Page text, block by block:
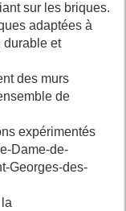
liantsur les briques.
adaptées à
durable et
des murs
de
expérimentés
Dame-de-
Georges-des-